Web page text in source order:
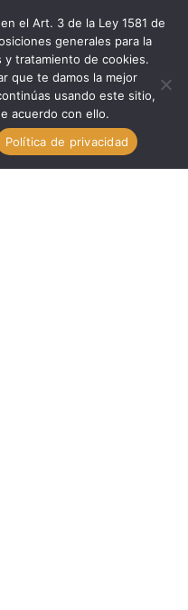
// MINIPA MDR-611
el Art. 3 de la Ley 1581 de
generales para la
tratamiento de cookies.
que te damos la mejor
usando este sitio,
acuerdo con ello.
Política de privacidad